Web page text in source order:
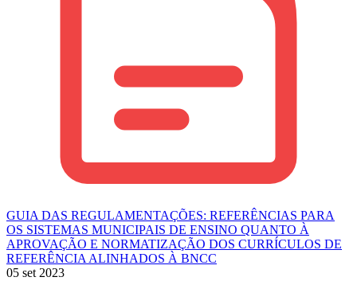
GUIA DAS REGULAMENTAÇÕES: REFERÊNCIAS PARA
OS SISTEMAS MUNICIPAIS DE ENSINO QUANTO À
APROVAÇÃO E NORMATIZAÇÃO DOS CURRÍCULOS DE
REFERÊNCIA ALINHADOS À BNCC
05 set 2023